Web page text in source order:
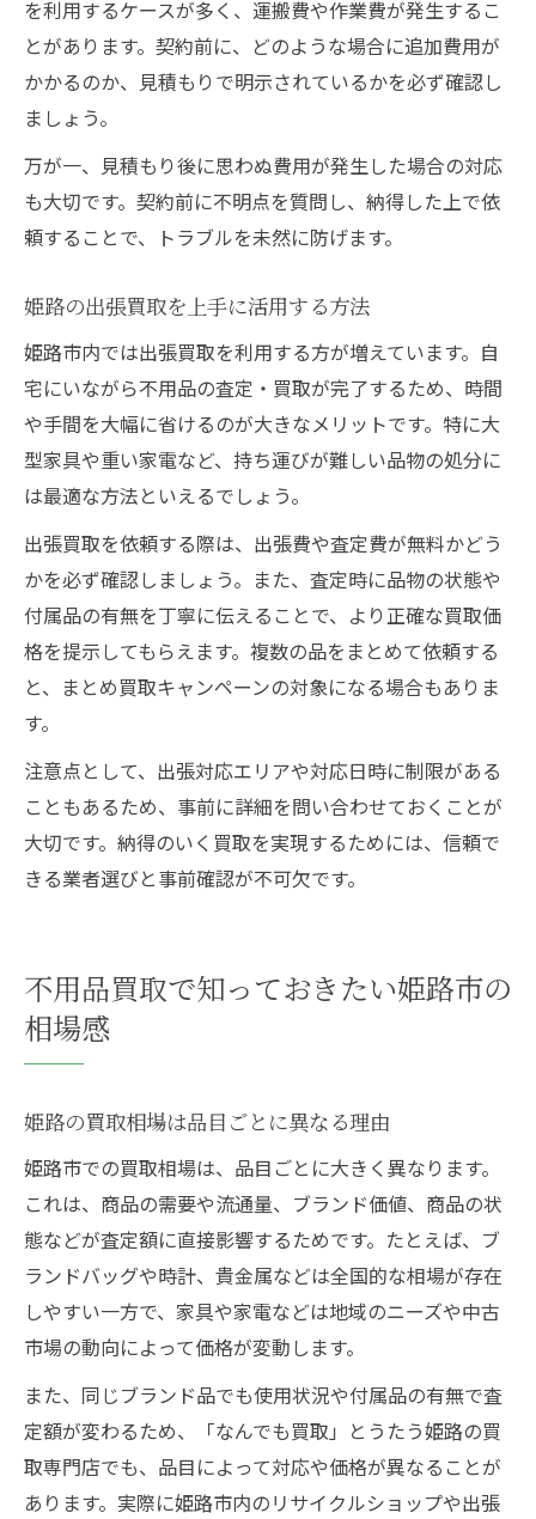
を利用するケースが多く、運搬費や作業費が発生するこ
とがあります。契約前に、どのような場合に追加費用が
かかるのか、見積もりで明示されているかを必ず確認し
ましょう。
万が一、見積もり後に思わぬ費用が発生した場合の対応
も大切です。契約前に不明点を質問し、納得した上で依
頼することで、トラブルを未然に防げます。
姫路の出張買取を上手に活用する方法
姫路市内では出張買取を利用する方が増えています。自
宅にいながら不用品の査定・買取が完了するため、時間
や手間を大幅に省けるのが大きなメリットです。特に大
型家具や重い家電など、持ち運びが難しい品物の処分に
は最適な方法といえるでしょう。
出張買取を依頼する際は、出張費や査定費が無料かどう
かを必ず確認しましょう。また、査定時に品物の状態や
付属品の有無を丁寧に伝えることで、より正確な買取価
格を提示してもらえます。複数の品をまとめて依頼する
と、まとめ買取キャンペーンの対象になる場合もありま
す。
注意点として、出張対応エリアや対応日時に制限がある
こともあるため、事前に詳細を問い合わせておくことが
大切です。納得のいく買取を実現するためには、信頼で
きる業者選びと事前確認が不可欠です。
不用品買取で知っておきたい姫路市の
相場感
姫路の買取相場は品目ごとに異なる理由
姫路市での買取相場は、品目ごとに大きく異なります。
これは、商品の需要や流通量、ブランド価値、商品の状
態などが査定額に直接影響するためです。たとえば、ブ
ランドバッグや時計、貴金属などは全国的な相場が存在
しやすい一方で、家具や家電などは地域のニーズや中古
市場の動向によって価格が変動します。
また、同じブランド品でも使用状況や付属品の有無で査
定額が変わるため、「なんでも買取」とうたう姫路の買
取専門店でも、品目によって対応や価格が異なることが
あります。実際に姫路市内のリサイクルショップや出張